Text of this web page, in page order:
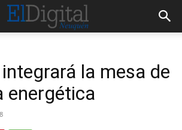
la mesa de
energética